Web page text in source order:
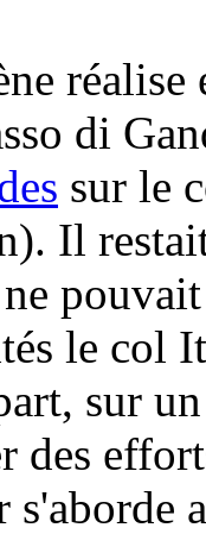
réalise
di
sur le
Il
le col
sur
des
s'aborde